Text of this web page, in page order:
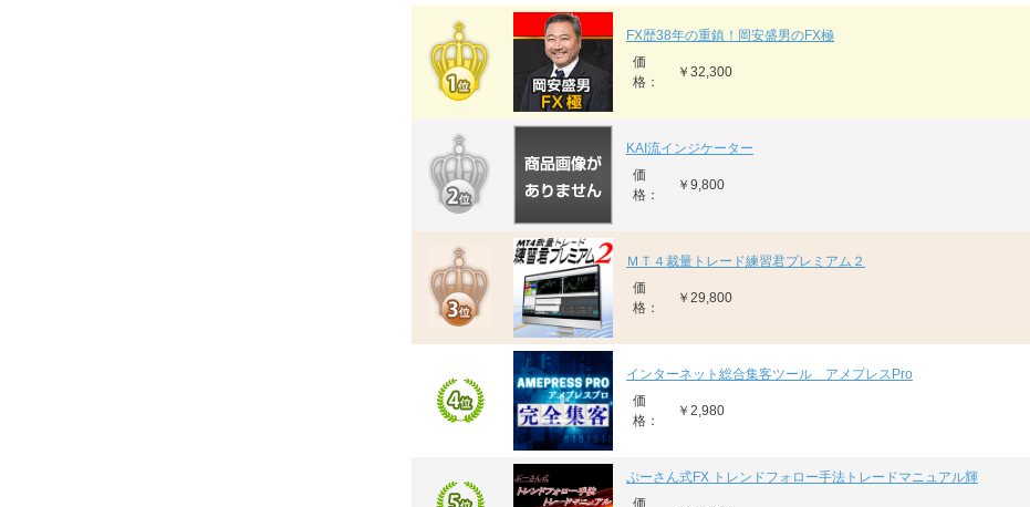
FX歴38年の重鎮！岡安盛男のFX極
価
格：
￥32,300
KAI流インジケーター
価
格：
￥9,800
ＭＴ４裁量トレード練習君プレミアム２
価
格：
￥29,800
インターネット総合集客ツール アメプレスPro
価
格：
￥2,980
ぷーさん式FX トレンドフォロー手法トレードマニュアル輝
価